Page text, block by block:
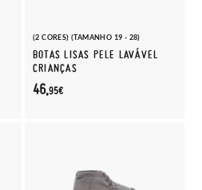
(2 CORES) (TAMANHO 19 - 28)
BOTAS LISAS PELE LAVÁVEL
CRIANÇAS
46,95€